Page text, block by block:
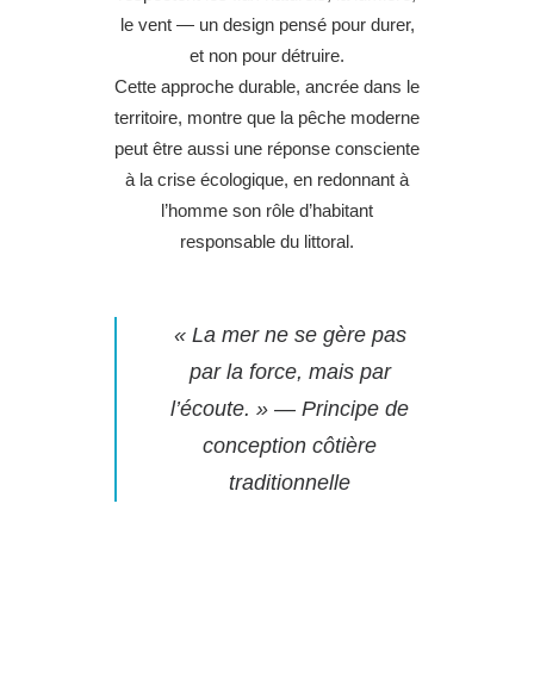
le vent — un design pensé pour durer,
et non pour détruire.
Cette approche durable, ancrée dans le
territoire, montre que la pêche moderne
peut être aussi une réponse consciente
à la crise écologique, en redonnant à
l’homme son rôle d’habitant
responsable du littoral.
« La mer ne se gère pas
par la force, mais par
l’écoute. » — Principe de
conception côtière
traditionnelle